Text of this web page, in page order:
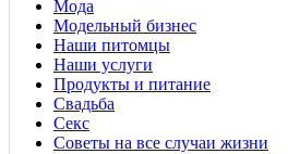
Мода
Модельный бизнес
Наши питомцы
Наши услуги
Продукты и питание
Свадьба
Секс
Советы на все случаи жизни